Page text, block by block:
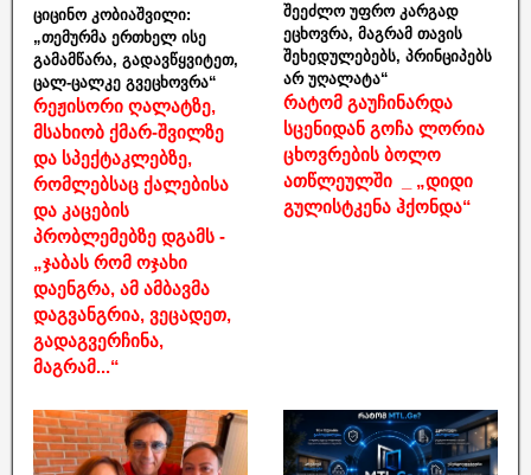
ციცინო კობიაშვილი:
„თემურმა ერთხელ ისე
გამამწარა, გადავწყვიტეთ,
ცალ-ცალკე გვეცხოვრა“
რეჟისორი ღალატზე,
მსახიობ ქმარ-შვილზე
და სპექტაკლებზე,
რომლებსაც ქალებისა
და კაცების
პრობლემებზე დგამს -
„ჯაბას რომ ოჯახი
დაენგრა, ამ ამბავმა
დაგვანგრია, ვეცადეთ,
გადაგვერჩინა,
მაგრამ...“
შეეძლო უფრო კარგად
ეცხოვრა, მაგრამ თავის
შეხედულებებს, პრინციპებს
არ უღალატა“
რატომ გაუჩინარდა
სცენიდან გოჩა ლორია
ცხოვრების ბოლო
ათწლეულში _ „დიდი
გულისტკენა ჰქონდა“